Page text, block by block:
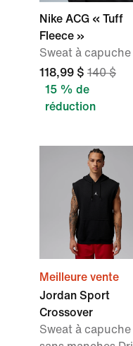
Nike ACG « Tuff
Fleece »
Sweat à capuche
118,99 $ 140 $
15 % de
réduction
Meilleure vente
Jordan Sport
Crossover
Sweat à capuche